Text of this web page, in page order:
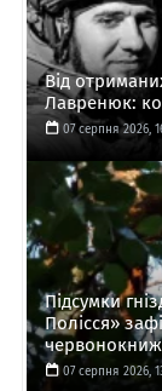
Від
Лавренюк:
07 серпня 2026,
Підсумки
Полісся»
07 серпня 2026,